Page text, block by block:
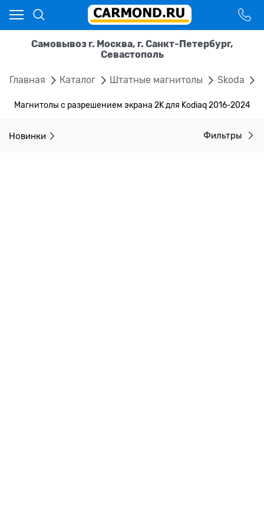
Самовывоз г. Москва, г. Санкт-Петербург,
Севастополь
Главная Каталог Штатные магнитолы Skoda
Магнитолы с разрешением экрана 2K для Kodiaq 2016-2024
Новинки Фильтры